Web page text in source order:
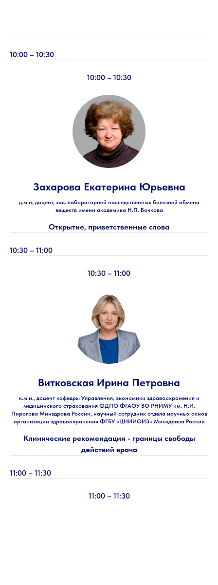
10:00 – 10:30
10:00 – 10:30
Захарова Екатерина Юрьевна
д.м.н, доцент, зав. лабораторией наследственных болезней обмена
веществ имени академика Н.П. Бочкова
Открытие, приветственные слова
10:30 – 11:00
10:30 – 11:00
Витковская Ирина Петровна
к.м.н., доцент кафедры Управления, экономики здравоохранения и
медицинского страхования ФДПО ФГАОУ ВО РНИМУ им. Н.И.
Пирогова Минздрава России, научный сотрудник отдела научных основ
организации здравоохранения ФГБУ «ЦНИИОИЗ» Минздрава России
Клинические рекомендации - границы свободы
действий врача
11:00 – 11:30
11:00 – 11:30